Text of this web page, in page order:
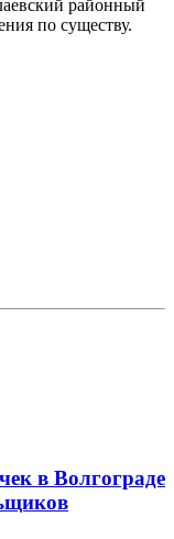
районный
по существу.
в Волгограде